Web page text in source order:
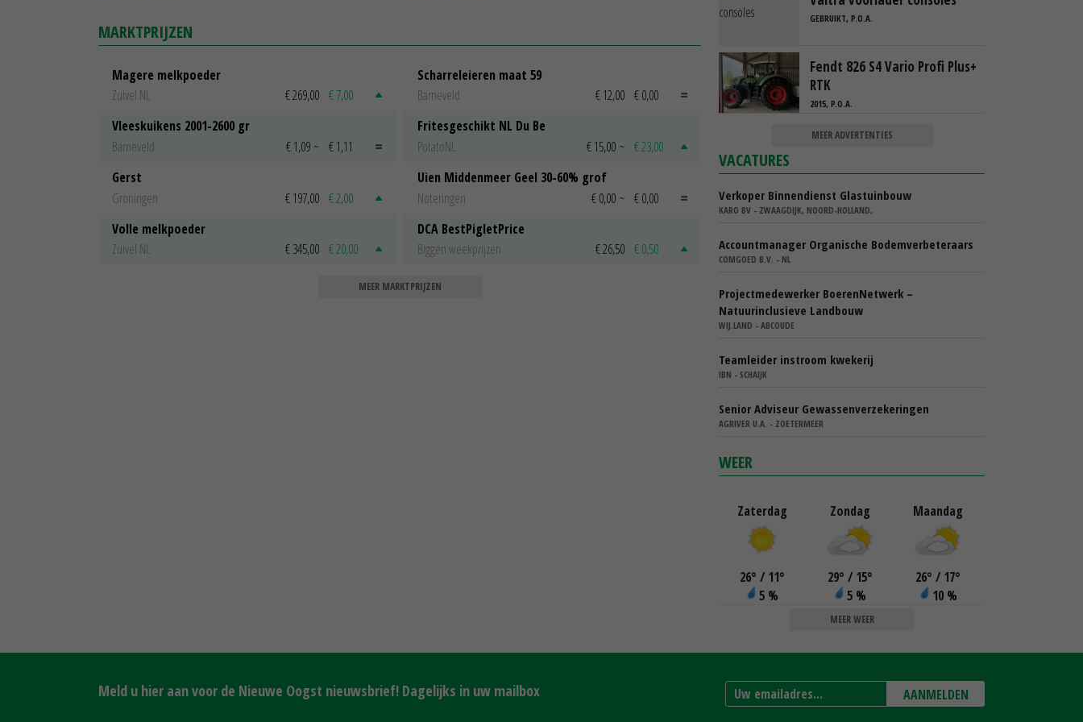
MARKTPRIJZEN
Magere melkpoeder
Zuivel NL
€ 269,00 € 7,00
Vleeskuikens 2001-2600 gr
Barneveld
€ 1,09 ~ € 1,11
Gerst
Groningen
€ 197,00 € 2,00
Volle melkpoeder
Zuivel NL
€ 345,00 € 20,00
Scharreleieren maat 59
Barneveld
€ 12,00 € 0,00
Fritesgeschikt NL Du Be
PotatoNL
€ 15,00 ~ € 23,00
Uien Middenmeer Geel 30-60% grof
Noteringen
€ 0,00 ~ € 0,00
DCA BestPigletPrice
Biggen weekprijzen
€ 26,50 € 0,50
MEER MARKTPRIJZEN
GEBRUIKT, P.O.A.
Fendt 826 S4 Vario Profi Plus+
RTK
2015, P.O.A.
MEER ADVERTENTIES
VACATURES
Verkoper Binnendienst Glastuinbouw
KARO BV - ZWAAGDIJK, NOORD-HOLLAND,
Accountmanager Organische Bodemverbeteraars
COMGOED B.V. - NL
Projectmedewerker BoerenNetwerk –
Natuurinclusieve Landbouw
WIJ.LAND - ABCOUDE
Teamleider instroom kwekerij
IBN - SCHAIJK
Senior Adviseur Gewassenverzekeringen
AGRIVER U.A. - ZOETERMEER
WEER
Zaterdag
26° / 11°
5 %
Zondag
29° / 15°
5 %
Maandag
26° / 17°
10 %
MEER WEER
Meld u hier aan voor de Nieuwe Oogst nieuwsbrief! Dagelijks in uw mailbox AANMELDEN